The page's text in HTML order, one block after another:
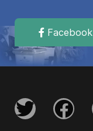
Facebook